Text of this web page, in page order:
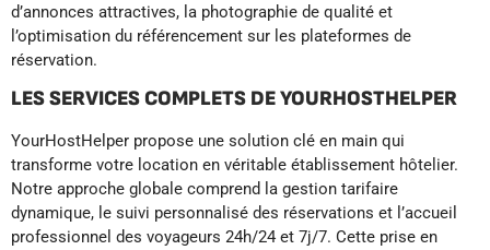
d’annonces attractives, la photographie de qualité et
l’optimisation du référencement sur les plateformes de
réservation.
LES SERVICES COMPLETS DE YOURHOSTHELPER
YourHostHelper propose une solution clé en main qui
transforme votre location en véritable établissement hôtelier.
Notre approche globale comprend la gestion tarifaire
dynamique, le suivi personnalisé des réservations et l’accueil
professionnel des voyageurs 24h/24 et 7j/7. Cette prise en